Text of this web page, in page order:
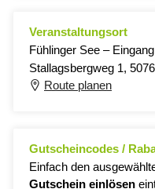
Veranstaltungsort
Fühlinger See –
Stallagsbergweg 1,
Route planen
Gutscheincodes /
Einfach den
Gutschein einlösen